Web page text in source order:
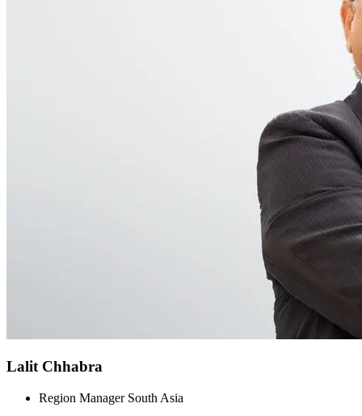
Lalit Chhabra
Region Manager South Asia